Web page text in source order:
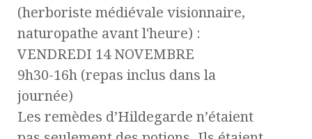
(herboriste médiévale visionnaire,
naturopathe avant l'heure) :
VENDREDI 14 NOVEMBRE
9h30-16h (repas inclus dans la
journée)
Les remèdes d’Hildegarde n’étaient